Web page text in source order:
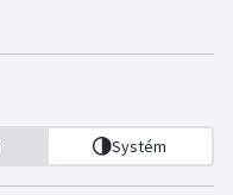
Systém